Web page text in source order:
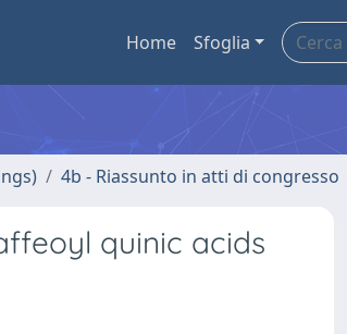
Home Sfoglia
4b - Riassunto in atti di congresso
quinic acids